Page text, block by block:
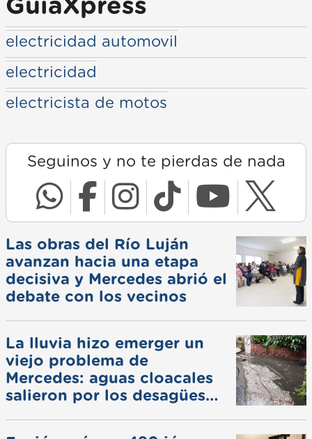
GuiaXpress
electricidad automovil
electricidad
electricista de motos
Seguinos y no te pierdas de nada
Las obras del Río Luján
avanzan hacia una etapa
decisiva y Mercedes abrió el
debate con los vecinos
La lluvia hizo emerger un
viejo problema de
Mercedes: aguas cloacales
salieron por los desagües